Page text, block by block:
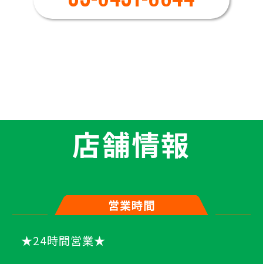
店舗情報
営業時間
★24時間営業★